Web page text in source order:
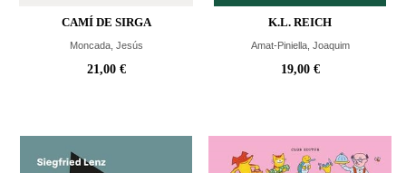
CAMÍ DE SIRGA
Moncada, Jesús
21,00 €
K.L. REICH
Amat-Piniella, Joaquim
19,00 €